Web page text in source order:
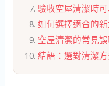
驗收空屋清潔時
如何選擇適合的
空屋清潔的常見
結語：選對清潔